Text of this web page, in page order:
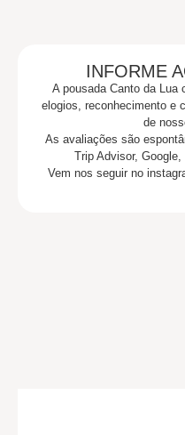
INFORME
A pousada Canto da Lua
elogios, reconhecimento e
de
As avaliações são
Trip Advisor,
Vem nos seguir no